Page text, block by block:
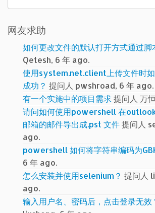
索：
网友求助
如何更改文件的默认打开方式通过脚
Qetesh, 6 年 ago.
使用system.net.client上传文件时
成功？ 提问人 pwshroad, 6 年 ago.
有一个实施中的项目需求提问人 万
请问如何使用powershell 在
邮箱的邮件导出成.pst 文件提问人
ago.
powershell 如何将字符串编码为
6 年 ago.
怎么安装并使用selenium？ 提问人
ago.
输入用户名、密码后，点击登录无效